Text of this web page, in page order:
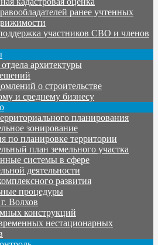
ранее учтенных
участников СВО и членов
архитектуры
о строительстве
и среднему бизнесу
планирования
зонирование
по планировке территории
план земельного участка
системы в сфере
деятельности
развития
процедуры
Волхов
конструкций
нестационарных